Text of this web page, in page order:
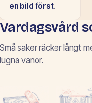
en bild först.
Vardagsvård
Små saker räcker långt
lugna vanor.